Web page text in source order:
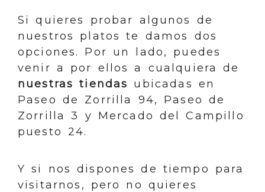
Si quieres probar algunos de
nuestros platos te damos dos
opciones. Por un lado, puedes
venir a por ellos a cualquiera de
nuestras tiendas ubicadas en
Paseo de Zorrilla 94, Paseo de
Zorrilla 3 y Mercado del Campillo
puesto 24.
Y si nos dispones de tiempo para
visitarnos, pero no quieres